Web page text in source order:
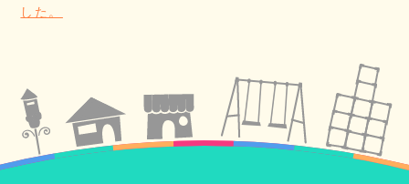
した。